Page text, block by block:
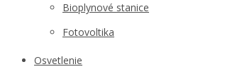
Bioplynové stanice
Fotovoltika
Osvetlenie